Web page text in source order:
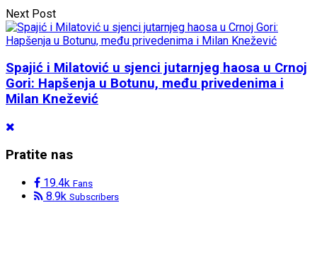
Next Post
Spajić i Milatović u sjenci jutarnjeg haosa u Crnoj
Gori: Hapšenja u Botunu, među privedenima i
Milan Knežević
Pratite nas
19.4k Fans
8.9k Subscribers